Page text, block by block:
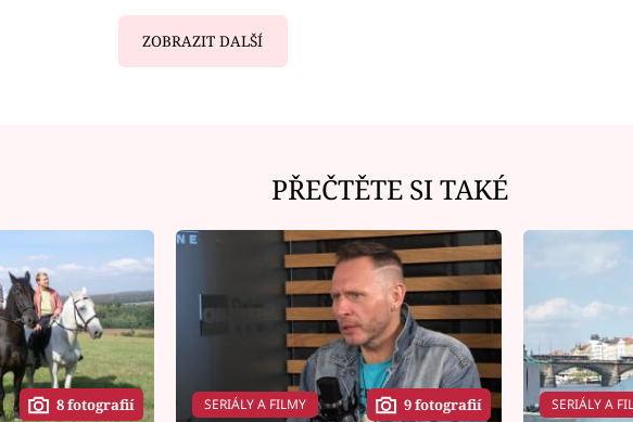
ZOBRAZIT DALŠÍ
PŘEČTĚTE SI TAKÉ
8 fotografií SERIÁLY A FILMY 9 fotografií SERIÁLY A